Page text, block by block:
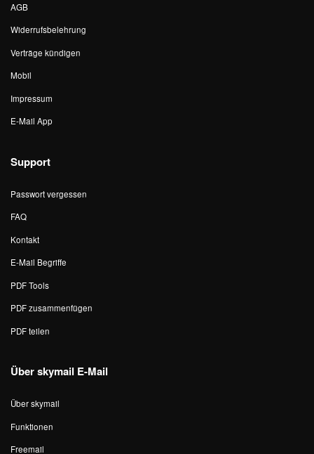
AGB
Widerrufsbelehrung
Verträge kündigen
Mobil
Impressum
E-Mail App
Support
Passwort vergessen
FAQ
Kontakt
E-Mail Begriffe
PDF Tools
PDF zusammenfügen
PDF teilen
Über skymail E-Mail
Über skymail
Funktionen
Freemail